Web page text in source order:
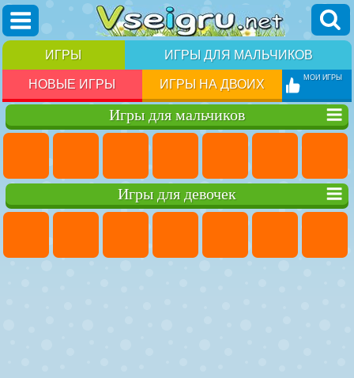
ИГРЫ ИГРЫ ДЛЯ МАЛЬЧИКОВ
НОВЫЕ ИГРЫ ИГРЫ НА ДВОИХ МОИ ИГРЫ
Игры для мальчиков
Игры для девочек